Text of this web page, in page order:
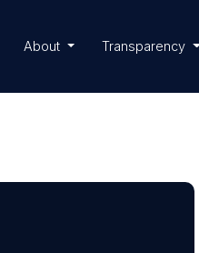
About Transparency